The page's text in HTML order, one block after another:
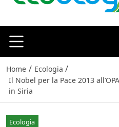
Home / Ecologia /
Il Nobel per la Pace 2013
in Siria
Ecologia